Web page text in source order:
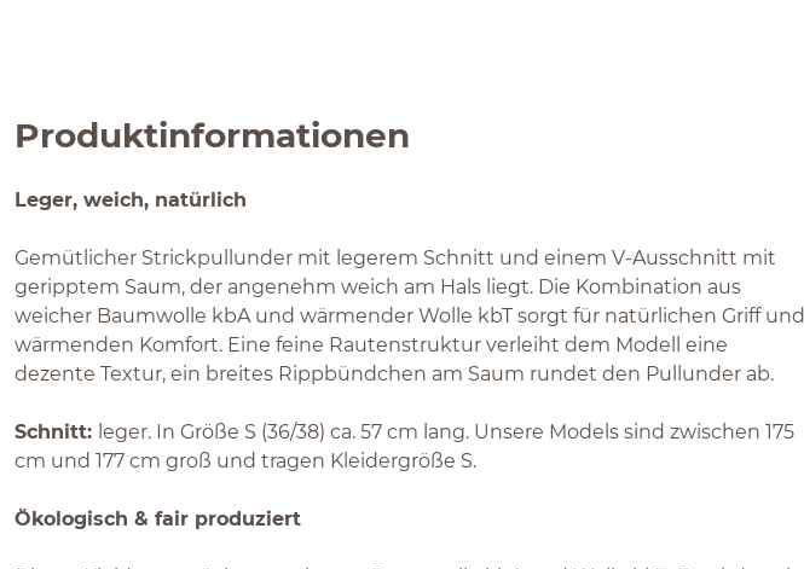
Produktinformationen
Leger, weich, natürlich
Gemütlicher Strickpullunder mit legerem Schnitt und einem V-Ausschnitt mit
geripptem Saum, der angenehm weich am Hals liegt. Die Kombination aus
weicher Baumwolle kbA und wärmender Wolle kbT sorgt für natürlichen Griff und
wärmenden Komfort. Eine feine Rautenstruktur verleiht dem Modell eine
dezente Textur, ein breites Rippbündchen am Saum rundet den Pullunder ab.
Schnitt: leger. In Größe S (36/38) ca. 57 cm lang. Unsere Models sind zwischen 175
cm und 177 cm groß und tragen Kleidergröße S.
Ökologisch & fair produziert